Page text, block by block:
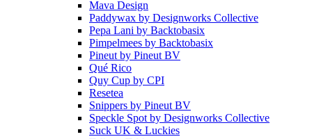
Mava Design
Paddywax by Designworks Collective
Pepa Lani by Backtobasix
Pimpelmees by Backtobasix
Pineutby Pineut BV
Qué Rico
Quy Cup by CPI
Resetea
Snippers by Pineut BV
Speckle Spotby Designworks Collective
Suck UK & Luckies